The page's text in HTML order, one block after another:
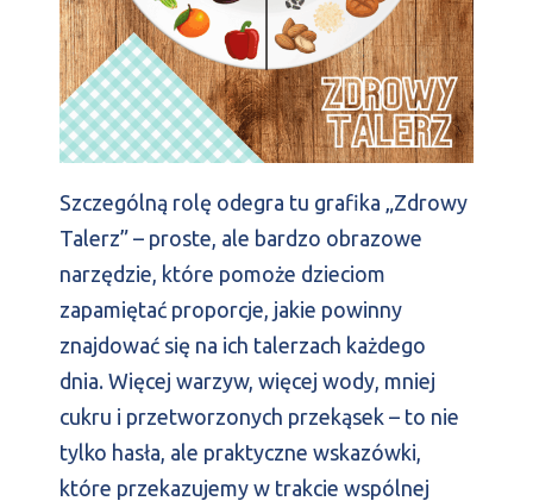
Szczególną rolę odegra tu grafika „Zdrowy
Talerz” – proste, ale bardzo obrazowe
narzędzie, które pomoże dzieciom
zapamiętać proporcje, jakie powinny
znajdować się na ich talerzach każdego
dnia. Więcej warzyw, więcej wody, mniej
cukru i przetworzonych przekąsek – to nie
tylko hasła, ale praktyczne wskazówki,
które przekazujemy w trakcie wspólnej